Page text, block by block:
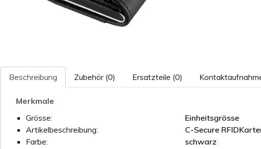
Beschreibung Zubehör (0) Ersatzteile (0)
Merkmale
Grösse:
Einheitsgrösse
Artikelbeschreibung:
C-Secure
Farbe:
schwarz